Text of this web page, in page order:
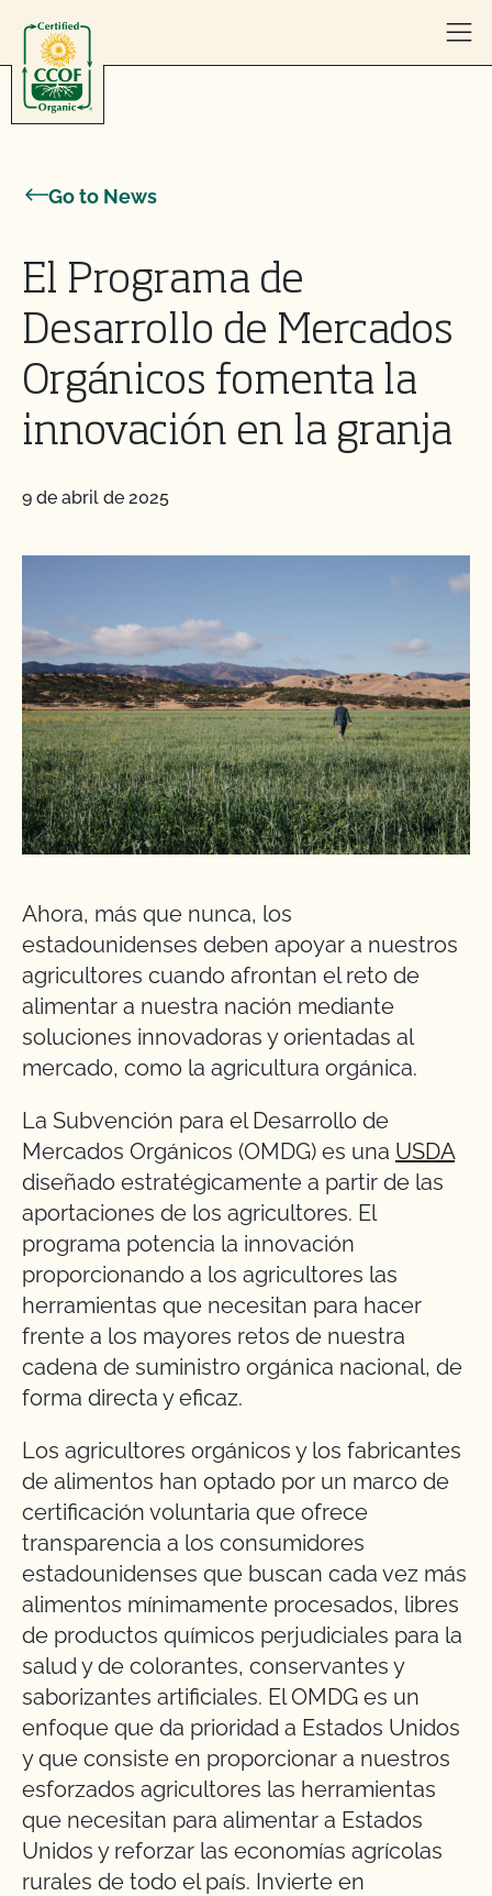
Go to News
El Programa de
Desarrollo de Mercados
Orgánicos fomenta la
innovación en la granja
9 de abril de 2025
Ahora, más que nunca, los
estadounidenses deben apoyar a nuestros
agricultores cuando afrontan el reto de
alimentar a nuestra nación mediante
soluciones innovadoras y orientadas al
mercado, como la agricultura orgánica.
La Subvención para el Desarrollo de
Mercados Orgánicos (OMDG) es una USDA
diseñado estratégicamente a partir de las
aportaciones de los agricultores. El
programa potencia la innovación
proporcionando a los agricultores las
herramientas que necesitan para hacer
frente a los mayores retos de nuestra
cadena de suministro orgánica nacional, de
forma directa y eficaz.
Los agricultores orgánicos y los fabricantes
de alimentos han optado por un marco de
certificación voluntaria que ofrece
transparencia a los consumidores
estadounidenses que buscan cada vez más
alimentos mínimamente procesados, libres
de productos químicos perjudiciales para la
salud y de colorantes, conservantes y
saborizantes artificiales. El OMDG es un
enfoque que da prioridad a Estados Unidos
y que consiste en proporcionar a nuestros
esforzados agricultores las herramientas
que necesitan para alimentar a Estados
Unidos y reforzar las economías agrícolas
rurales de todo el país. Invierte en